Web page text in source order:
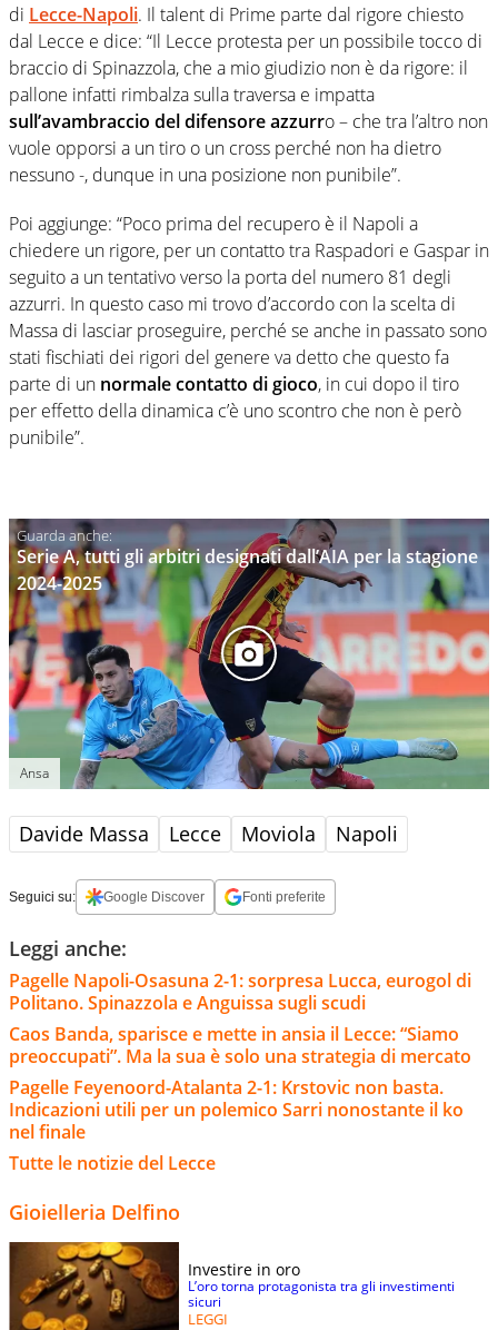
di Lecce-Napoli. Il talent di Prime parte dal rigore chiesto
dal Lecce e dice: “Il Lecce protesta per un possibile tocco di
braccio di Spinazzola, che a mio giudizio non è da rigore: il
pallone infatti rimbalza sulla traversa e impatta
sull’avambraccio del difensore azzurro – che tra l’altro non
vuole opporsi a un tiro o un cross perché non ha dietro
nessuno -, dunque in una posizione non punibile”.
Poi aggiunge: “Poco prima del recupero è il Napoli a
chiedere un rigore, per un contatto tra Raspadori e Gaspar in
seguito a un tentativo verso la porta del numero 81 degli
azzurri. In questo caso mi trovo d’accordo con la scelta di
Massa di lasciar proseguire, perché se anche in passato sono
stati fischiati dei rigori del genere va detto che questo fa
parte di un normale contatto di gioco, in cui dopo il tiro
per effetto della dinamica c’è uno scontro che non è però
punibile”.
Serie A, tutti gli arbitri designati dall’AIA per la stagione
2024-2025
Ansa
Davide Massa Lecce Moviola Napoli
Seguici su: Google Discover Fonti preferite
Leggi anche:
Pagelle Napoli-Osasuna 2-1: sorpresa Lucca, eurogol di
Politano. Spinazzola e Anguissa sugli scudi
Caos Banda, sparisce e mette in ansia il Lecce: “Siamo
preoccupati”. Ma la sua è solo una strategia di mercato
Pagelle Feyenoord-Atalanta 2-1: Krstovic non basta.
Indicazioni utili per un polemico Sarri nonostante il ko
nel finale
Tutte le notizie del Lecce
Gioielleria Delfino
Investire in oro
L’oro torna protagonista tra gli investimenti
sicuri
LEGGI